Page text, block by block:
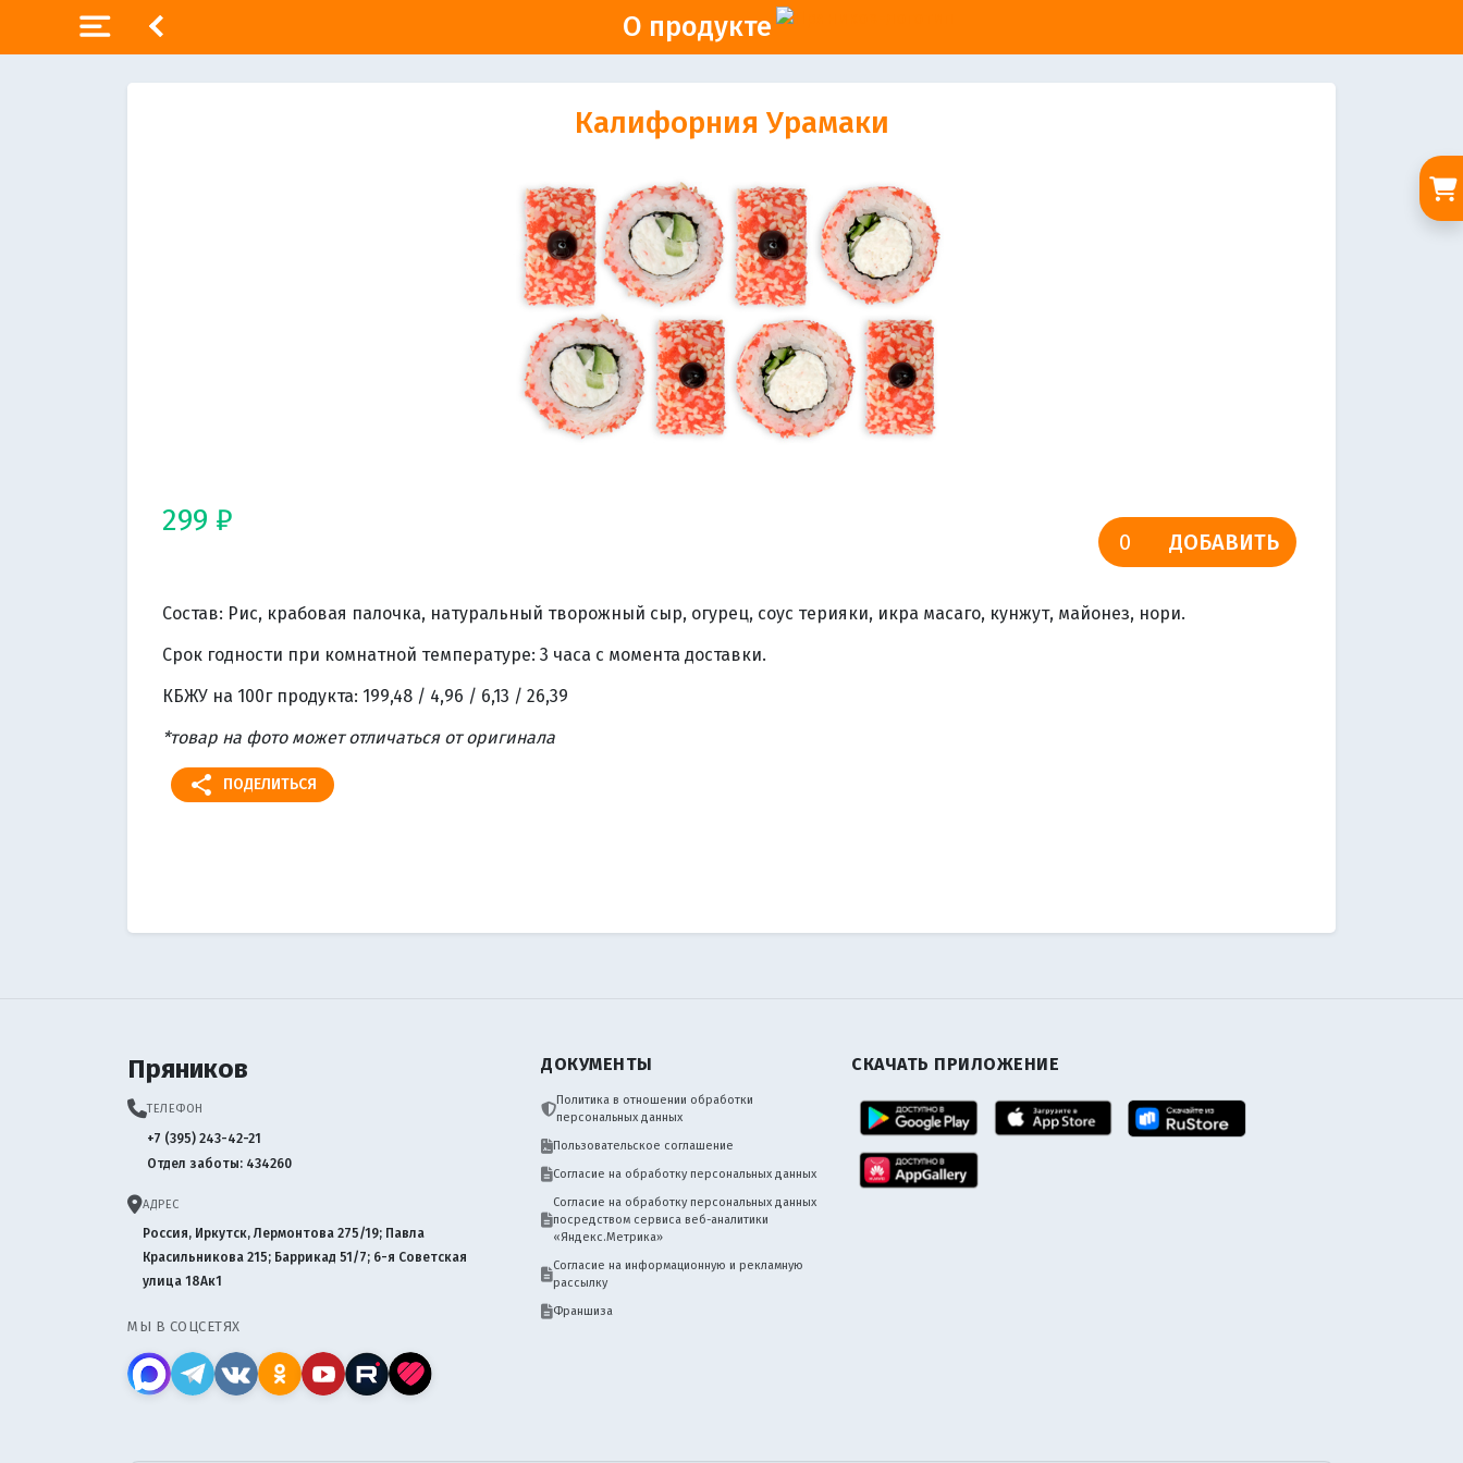
О продукте
Калифорния Урамаки
299 ₽
ДОБАВИТЬ
Состав: Рис, крабовая палочка, натуральный творожный сыр, огурец, соус терияки, икра масаго, кунжут, майонез, нори.
Срок годности при комнатной температуре: 3 часа с момента доставки.
КБЖУ на 100г продукта: 199,48 / 4,96 / 6,13 / 26,39
*товар на фото может отличаться от оригинала
share ПОДЕЛИТЬСЯ
Пряников
ТЕЛЕФОН
+7 (395) 243-42-21
Отдел заботы: 434260
АДРЕС
Россия, Иркутск, Лермонтова 275/19; Павла
Красильникова 215; Баррикад 51/7; 6-я Советская
улица 18Ак1
МЫ В СОЦСЕТЯХ
ДОКУМЕНТЫ
Политика в отношении обработки
персональных данных
Пользовательское соглашение
Согласие на обработку персональных данных
Согласие на обработку персональных данных
посредством сервиса веб-аналитики
«Яндекс.Метрика»
Согласие на информационную и рекламную
рассылку
Франшиза
СКАЧАТЬ ПРИЛОЖЕНИЕ